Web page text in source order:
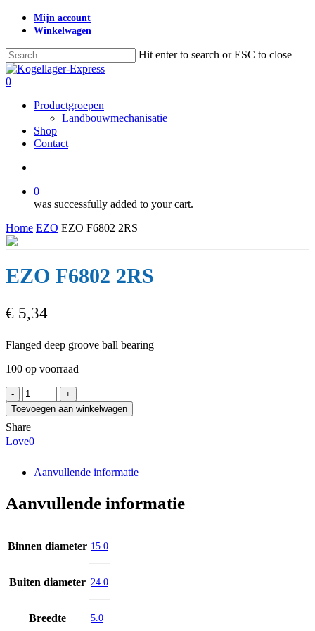
Skip
content
Mijn account
Winkelwagen
Hit enter to search or ESC to close
Close
Search
search
0
Productgroepen
Landbouwmechanisatie
Shop
Contact
0
was successfully added to your cart.
Home EZO EZO F6802 2RS
EZO F6802 2RS
€ 5,34
Flanged deep groove ball bearing
100 op voorraad
EZO
F6802
2RS
aantal
Toevoegen aan winkelwagen
Share
Love0
Aanvullende informatie
Aanvullende informatie
Binnen diameter 15.0
Buiten diameter 24.0
Breedte 5.0